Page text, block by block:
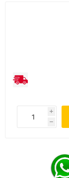
i
h